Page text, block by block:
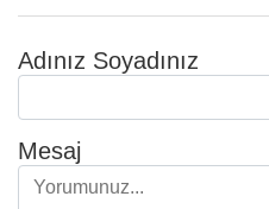
Adınız Soyadınız
Mesaj